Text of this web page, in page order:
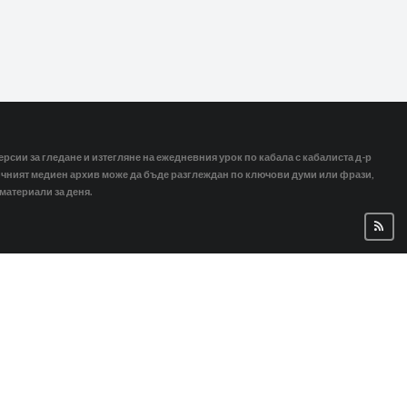
за гледане и изтегляне на ежедневния урок по кабала с кабалиста д-р
медиен архив може да бъде разглеждан по ключови думи или фрази,
за деня.